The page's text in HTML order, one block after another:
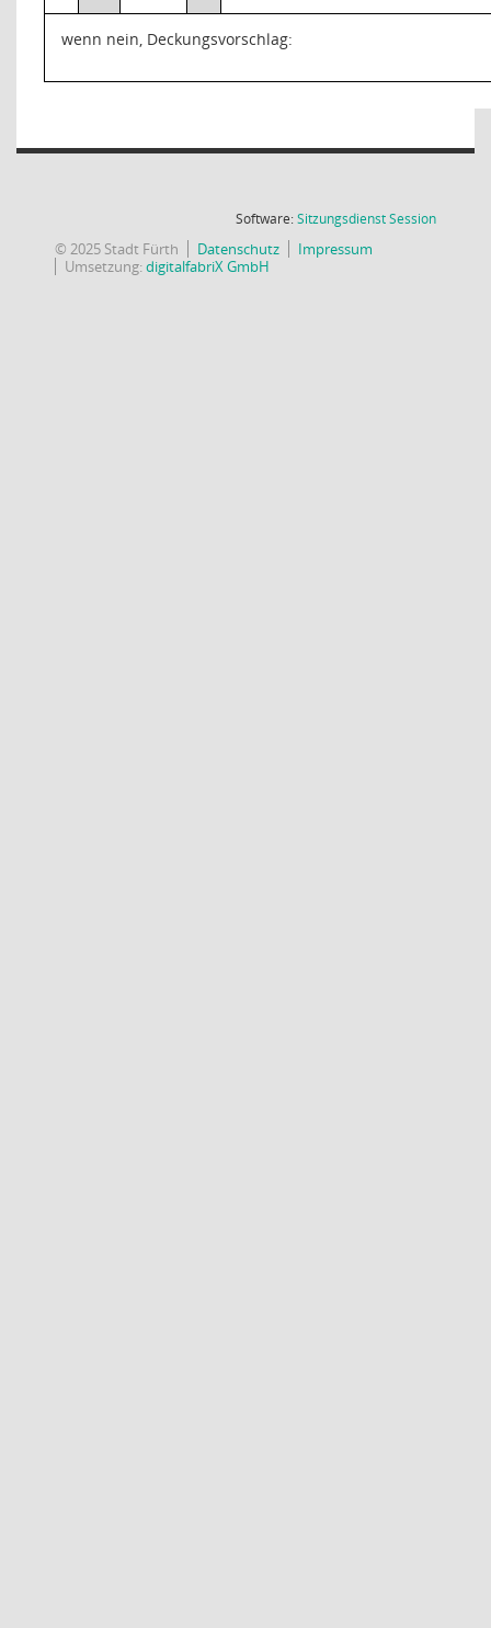
wenn nein, Deckungsvorschlag:
Software:SitzungsdienstSession(Wird in
© 2025 Stadt Fürth Datenschutz
Impressum
Umsetzung:digitalfabriX GmbH